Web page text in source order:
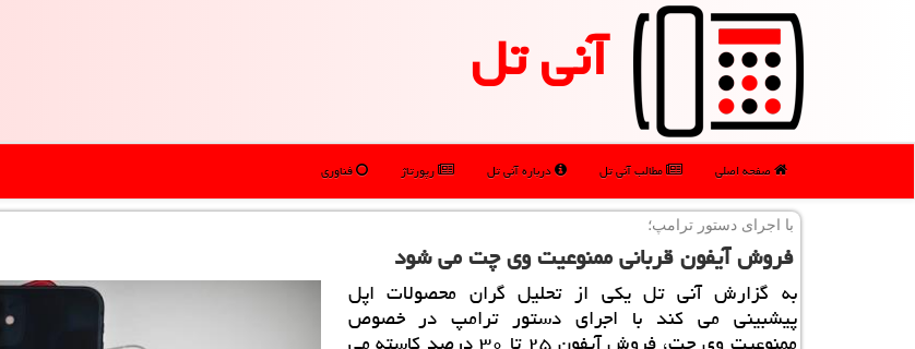
آنی تل
صفحه اصلی مطالب آنی تل درباره آنی تل رپورتاژ فناوری
با اجرای دستور ترامپ؛
فروش آیفون قربانی ممنوعیت وی چت می شود
به گزارش آنی تل یكی از تحلیل گران محصولات اپل
پیشبینی می كند با اجرای دستور ترامپ در خصوص